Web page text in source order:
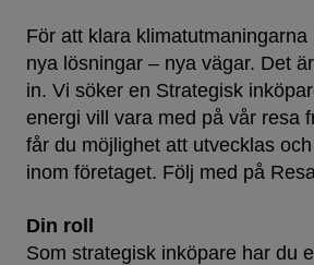
För att klara klimatutmaningarna
nya lösningar – nya vägar. Det
in. Vi söker en Strategisk
energi vill vara med på vår resa
får du möjlighet att utvecklas
inom företaget. Följ med på
Din roll
Som strategisk inköpare har du